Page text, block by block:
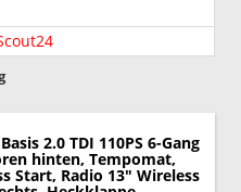
Basis 2.0 TDI 110PS 6-Gang
hinten, Tempomat,
Start, Radio 13" Wireless